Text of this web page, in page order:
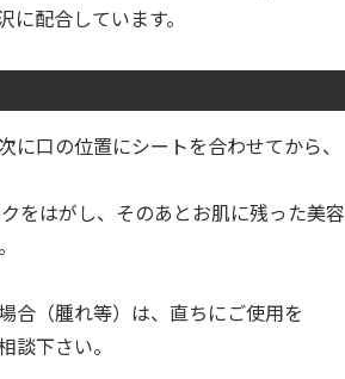
配合しています。
に口の位置にシートを合わせてから、
をはがし、そのあとお肌に残った美容
合（腫れ等）は、直ちにご使用を
談下さい。